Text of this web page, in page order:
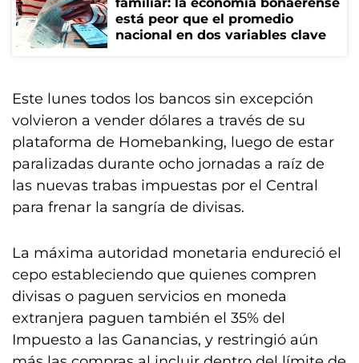
está peor que el promedio
nacional en dos variables clave
Este lunes todos los bancos sin excepción
volvieron a vender dólares a través de su
plataforma de Homebanking, luego de estar
paralizadas durante ocho jornadas a raíz de
las nuevas trabas impuestas por el Central
para frenar la sangría de divisas.
La máxima autoridad monetaria endureció el
cepo estableciendo que quienes compren
divisas o paguen servicios en moneda
extranjera paguen también el 35% del
Impuesto a las Ganancias, y restringió aún